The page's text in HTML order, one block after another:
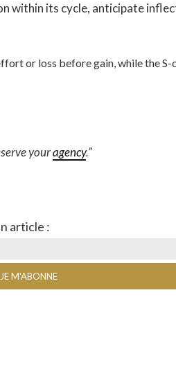
within its cycle, anticipate
or loss before gain, while the S-
youragency.”
article :